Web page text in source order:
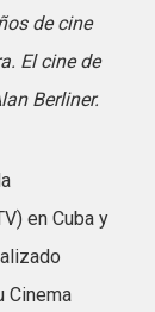
de cine
El cine de
Berliner.
en Cuba y
Cinema